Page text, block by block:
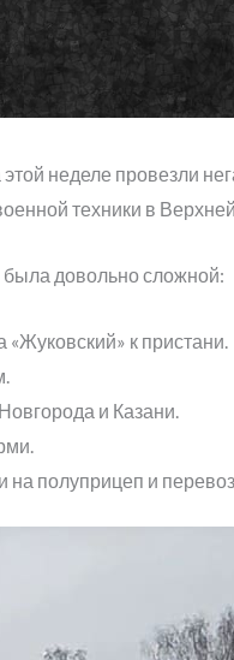
неделе провезли
техники в
была довольно сложной:
к пристани.
и Казани.
на полуприцеп и